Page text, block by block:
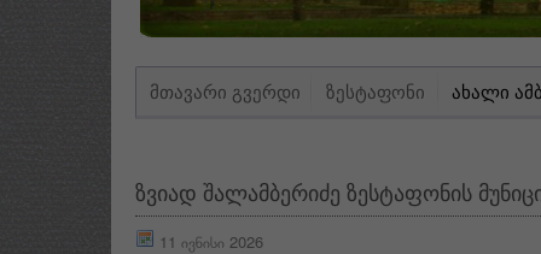
ᲛᲗᲐᲕᲐᲠᲘ ᲒᲕᲔᲠᲓᲘ ᲖᲔᲡᲢᲐᲤᲝᲜᲘ ᲐᲮᲐᲚᲘ
ზვიად შალამბერიძე ზესტაფონის
11 ივნისი 2026